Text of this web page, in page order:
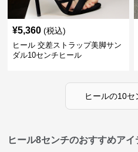
¥5,360 (税込)
ヒール 交差ストラップ美脚サン
ダル10センチヒール
ヒールの10セ
ヒール8センチのおすすめアイ